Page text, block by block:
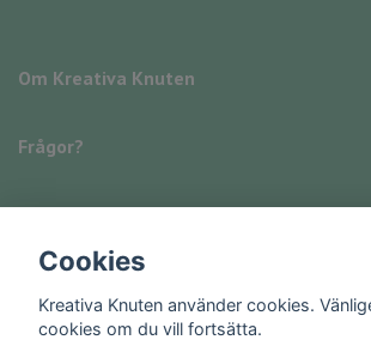
Om Kreativa Knuten
Frågor?
Läs mer
Cookies
Kreativa Knuten använder cookies.
cookies om du vill fortsätta.